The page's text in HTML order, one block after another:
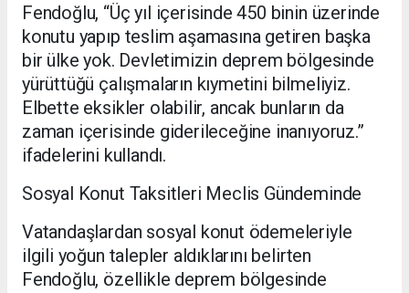
Fendoğlu, “Üç yıl içerisinde 450 binin üzerinde
konutu yapıp teslim aşamasına getiren başka
bir ülke yok. Devletimizin deprem bölgesinde
yürüttüğü çalışmaların kıymetini bilmeliyiz.
Elbette eksikler olabilir, ancak bunların da
zaman içerisinde giderileceğine inanıyoruz.”
ifadelerini kullandı.
Sosyal Konut Taksitleri Meclis Gündeminde
Vatandaşlardan sosyal konut ödemeleriyle
ilgili yoğun talepler aldıklarını belirten
Fendoğlu, özellikle deprem bölgesinde